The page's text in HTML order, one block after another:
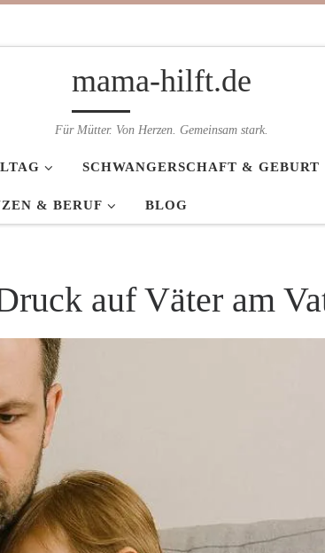
mama-hilft.de
Für Mütter. Von Herzen. Gemeinsam stark.
SCHWANGERSCHAFT & GEBURT
& BERUF BLOG
auf Väter am